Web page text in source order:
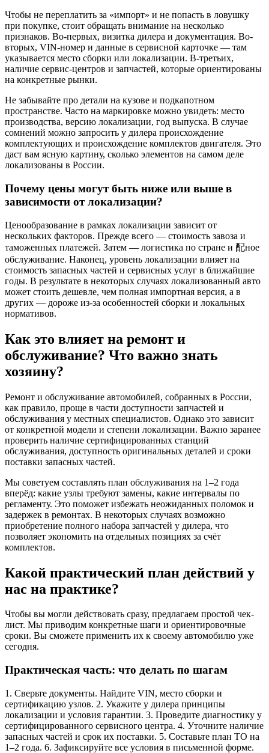
Чтобы не переплатить за «импорт» и не попасть в ловушку
при покупке, стоит обращать внимание на несколько
признаков. Во-первых, визитка дилера и документация. Во-
вторых, VIN-номер и данные в сервисной карточке — там
указывается место сборки или локализации. В-третьих,
наличие сервис-центров и запчастей, которые ориентированы
на конкретные рынки.
Не забывайте про детали на кузове и подкапотном
пространстве. Часто на маркировке можно увидеть: место
производства, версию локализации, год выпуска. В случае
сомнений можно запросить у дилера происхождение
комплектующих и происхождение комплектов двигателя. Это
даст вам ясную картину, сколько элементов на самом деле
локализованы в России.
Почему цены могут быть ниже или выше в
зависимости от локализации?
Ценообразование в рамках локализации зависит от
нескольких факторов. Прежде всего — стоимость завоза и
таможенных платежей. Затем — логистика по стране и 配ное
обслуживание. Наконец, уровень локализации влияет на
стоимость запасных частей и сервисных услуг в ближайшие
годы. В результате в некоторых случаях локализованный авто
может стоить дешевле, чем полная импортная версия, а в
других — дороже из-за особенностей сборки и локальных
нормативов.
Как это влияет на ремонт и
обслуживание? Что важно знать
хозяину?
Ремонт и обслуживание автомобилей, собранных в России,
как правило, проще в части доступности запчастей и
обслуживания у местных специалистов. Однако это зависит
от конкретной модели и степени локализации. Важно заранее
проверить наличие сертифицированных станций
обслуживания, доступность оригинальных деталей и сроки
поставки запасных частей.
Мы советуем составлять план обслуживания на 1–2 года
вперёд: какие узлы требуют замены, какие интервалы по
регламенту. Это поможет избежать неожиданных поломок и
задержек в ремонтах. В некоторых случаях возможно
приобретение полного набора запчастей у дилера, что
позволяет экономить на отдельных позициях за счёт
комплектов.
Какой практический план действий у
нас на практике?
Чтобы вы могли действовать сразу, предлагаем простой чек-
лист. Мы приводим конкретные шаги и ориентировочные
сроки. Вы сможете применить их к своему автомобилю уже
сегодня.
Практическая часть: что делать по шагам
1. Сверьте документы. Найдите VIN, место сборки и
сертификацию узлов. 2. Укажите у дилера принципы
локализации и условия гарантии. 3. Проведите диагностику у
сертифицированного сервисного центра. 4. Уточните наличие
запасных частей и срок их поставки. 5. Составьте план ТО на
1–2 года. 6. Зафиксируйте все условия в письменной форме.